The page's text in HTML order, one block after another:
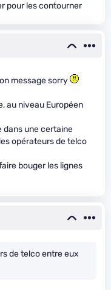
pour les contourner
message sorry
au niveau Européen
dans une certaine
opérateurs de telco
bouger les lignes
de telco entre eux